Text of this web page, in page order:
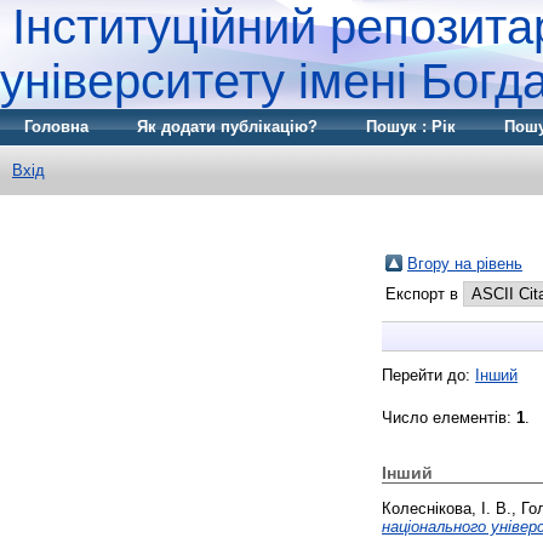
Інституційний
університету імені
Головна Як додати публікацію? Пошук : Рік
Вхід
Вгору на рівень
Експорт в
Перейти до: Інший
Число елементів: 1
Інший
Колеснікова, І. В.
національного